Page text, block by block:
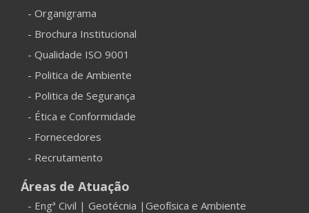
- Organigrama
- Brochura Institucional
- Qualidade ISO 9001
- Politica de Ambiente
- Politica de Segurança
- Ética e Conformidade
- Fornecedores
- Recrutamento
Áreas de Atuação
- Engª Civil | Geotécnia |Geofísica e Ambiente